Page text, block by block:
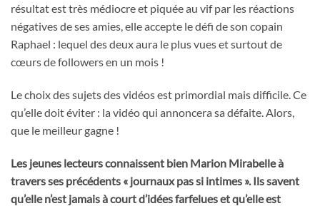
résultat est très médiocre et piquée au vif par les réactions
négatives de ses amies, elle accepte le défi de son copain
Raphael : lequel des deux aura le plus vues et surtout de
cœurs de followers en un mois !
Le choix des sujets des vidéos est primordial mais difficile. Ce
qu’elle doit éviter : la vidéo qui annoncera sa défaite. Alors,
que le meilleur gagne !
Les jeunes lecteurs connaissent bien Marion Mirabelle à
travers ses précédents « journaux pas si intimes ». Ils savent
qu’elle n’est jamais à court d’idées farfelues et qu’elle est